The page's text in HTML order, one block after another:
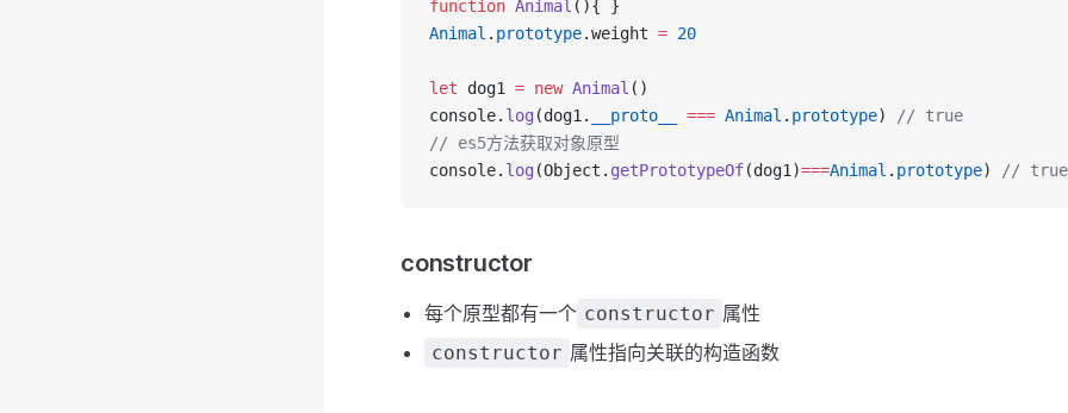
function Animal (){ }
Animal . prototype.weight = 20
let dog1 = new Animal ()
console. log (dog1. __proto__ === Animal . prototype)
// true
// es5方法获取对象原型
console. log (Object. getPrototypeOf(dog1)===Animal . prototype) // true
constructor
每个原型都有一个 constructor 属性
constructor 属性指向关联的构造函数